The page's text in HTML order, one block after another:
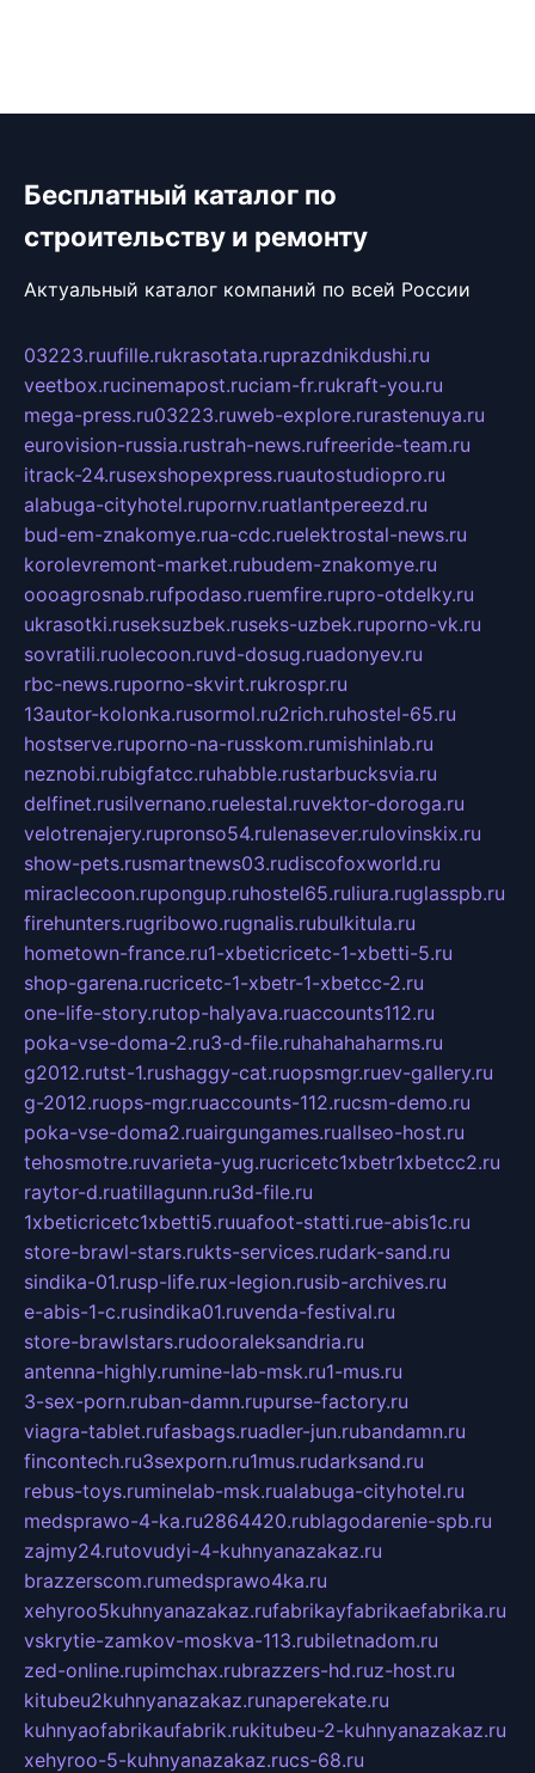
Бесплатный каталог по
строительству и ремонту
Актуальный каталог компаний по всей России
03223.ruufille.rukrasotata.ruprazdnikdushi.ru
veetbox.rucinemapost.ruciam-fr.rukraft-you.ru
mega-press.ru03223.ruweb-explore.rurastenuya.ru
eurovision-russia.rustrah-news.rufreeride-team.ru
itrack-24.rusexshopexpress.ruautostudiopro.ru
alabuga-cityhotel.rupornv.ruatlantpereezd.ru
bud-em-znakomye.rua-cdc.ruelektrostal-news.ru
korolevremont-market.rubudem-znakomye.ru
oooagrosnab.rufpodaso.ruemfire.rupro-otdelky.ru
ukrasotki.ruseksuzbek.ruseks-uzbek.ruporno-vk.ru
sovratili.ruolecoon.ruvd-dosug.ruadonyev.ru
rbc-news.ruporno-skvirt.rukrospr.ru
13autor-kolonka.rusormol.ru2rich.ruhostel-65.ru
hostserve.ruporno-na-russkom.rumishinlab.ru
neznobi.rubigfatcc.ruhabble.rustarbucksvia.ru
delfinet.rusilvernano.ruelestal.ruvektor-doroga.ru
velotrenajery.rupronso54.rulenasever.rulovinskix.ru
show-pets.rusmartnews03.rudiscofoxworld.ru
miraclecoon.rupongup.ruhostel65.ruliura.ruglasspb.ru
firehunters.rugribowo.rugnalis.rubulkitula.ru
hometown-france.ru1-xbeticricetc-1-xbetti-5.ru
shop-garena.rucricetc-1-xbetr-1-xbetcc-2.ru
one-life-story.rutop-halyava.ruaccounts112.ru
poka-vse-doma-2.ru3-d-file.ruhahahaharms.ru
g2012.rutst-1.rushaggy-cat.ruopsmgr.ruev-gallery.ru
g-2012.ruops-mgr.ruaccounts-112.rucsm-demo.ru
poka-vse-doma2.ruairgungames.ruallseo-host.ru
tehosmotre.ruvarieta-yug.rucricetc1xbetr1xbetcc2.ru
raytor-d.ruatillagunn.ru3d-file.ru
1xbeticricetc1xbetti5.ruuafoot-statti.rue-abis1c.ru
store-brawl-stars.rukts-services.rudark-sand.ru
sindika-01.rusp-life.rux-legion.rusib-archives.ru
e-abis-1-c.rusindika01.ruvenda-festival.ru
store-brawlstars.rudooraleksandria.ru
antenna-highly.rumine-lab-msk.ru1-mus.ru
3-sex-porn.ruban-damn.rupurse-factory.ru
viagra-tablet.rufasbags.ruadler-jun.rubandamn.ru
fincontech.ru3sexporn.ru1mus.rudarksand.ru
rebus-toys.ruminelab-msk.rualabuga-cityhotel.ru
medsprawo-4-ka.ru2864420.rublagodarenie-spb.ru
zajmy24.rutovudyi-4-kuhnyanazakaz.ru
brazzerscom.rumedsprawo4ka.ru
xehyroo5kuhnyanazakaz.rufabrikayfabrikaefabrika.ru
vskrytie-zamkov-moskva-113.rubiletnadom.ru
zed-online.rupimchax.rubrazzers-hd.ruz-host.ru
kitubeu2kuhnyanazakaz.runaperekate.ru
kuhnyaofabrikaufabrik.rukitubeu-2-kuhnyanazakaz.ru
xehyroo-5-kuhnyanazakaz.rucs-68.ru